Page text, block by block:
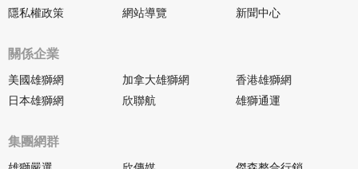
隱私權政策
網站導覽 新聞中心
關係企業
美國雄獅網 加拿大雄獅網
香港雄獅網
日本雄獅網
欣聯航 雄獅通運
集團網群